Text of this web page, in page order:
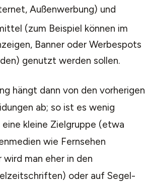
Außenwerbung) und
(zum Beispiel können im
Banner oder Werbespots
genutzt werden sollen.
hängt dann von den vorherigen
ab; so ist es wenig
kleine Zielgruppe (etwa
wie Fernsehen
wird man eher in den
oder auf Segel-